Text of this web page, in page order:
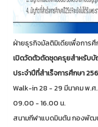
ฝ่ายธุรกิจมัลติมิเดียเพื่อการ
เปิดวัดตัวตัดชุดครุยสำหรับ
ประจำปีที่สำเร็จการศึกษา
Walk-in 28 - 29 มีนาคม พ.ศ
09.00 - 16.00 น.
สนามกีฬาแบดมินตัน กองพัฒ